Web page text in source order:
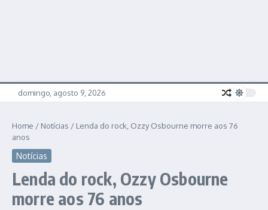
domingo, agosto 9, 2026
Home / Notícias / Lenda do rock, Ozzy Osbourne morre aos 76
anos
Notícias
Lenda do rock, Ozzy Osbourne
morre aos 76 anos